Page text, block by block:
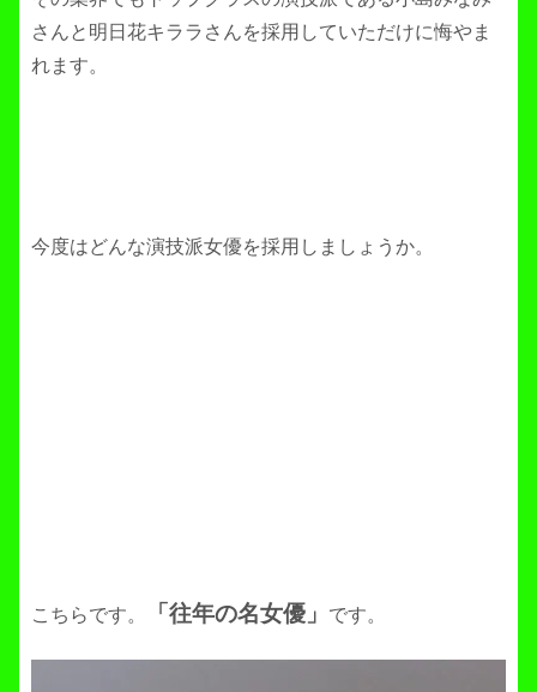
さんと明日花キララさんを採用していただけに悔やま
れます。
今度はどんな演技派女優を採用しましょうか。
こちらです。 「往年の名女優」 です。